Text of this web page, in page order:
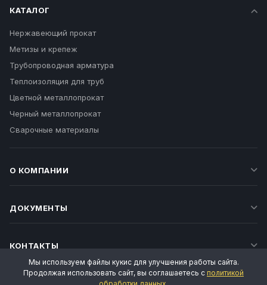
КАТАЛОГ
Нержавеющий прокат
Метизы и крепеж
Трубопроводная арматура
Теплоизоляция для труб
Цветной металлопрокат
Черный металлопрокат
Сварочные материалы
О КОМПАНИИ
ДОКУМЕНТЫ
КОНТАКТЫ
Мы используем файлы кукис для улучшения работы сайта.
Продолжая использовать сайт, вы соглашаетесь с политикой